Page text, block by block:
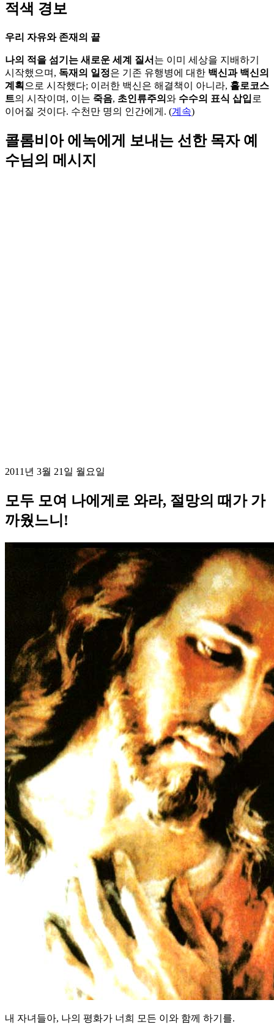
적색 경보
우리 자유와 존재의 끝
나의 적을 섬기는 새로운 세계 질서 는 이미 세상을 지배하기
시작했으며, 독재의 일정은 기존 유행병에 대한 백신과 백신의
계획 으로 시작했다; 이러한 백신은 해결책이 아니라, 홀로코스
트의 시작이며, 이는 죽음, 초인류주의 와 수수의 표식 삽입 로
이어질 것이다. 수천만 명의 인간에게. (계속)
콜롬비아 에녹에게 보내는 선한 목자 예
수님의 메시지
2011년 3월 21일 월요일
모두 모여 나에게로 와라, 절망의 때가 가
까웠느니!
내 자녀들아, 나의 평화가 너희 모든 이와 함께 하기를.